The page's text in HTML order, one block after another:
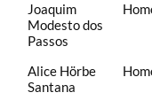
Joaquim
Modesto dos
Passos
Alice Hörbe
Santana